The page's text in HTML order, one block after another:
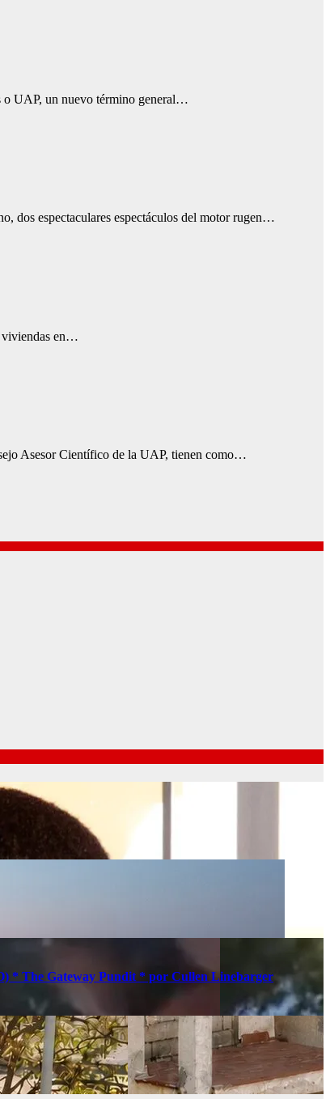
o UAP, un nuevo término general…
dos espectaculares espectáculos del motor rugen…
viviendas en…
Asesor Científico de la UAP, tienen como…
* The Gateway Pundit * por Cullen Linebarger